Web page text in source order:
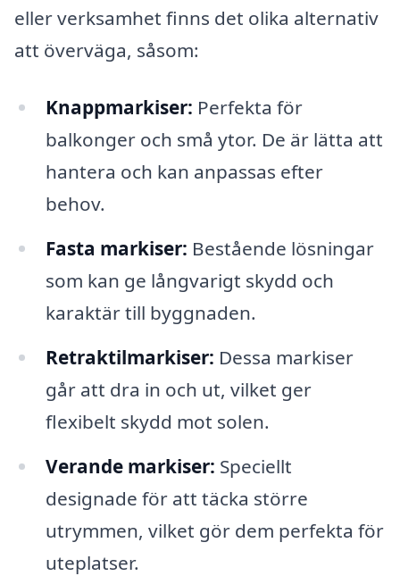
eller verksamhet finns det olika alternativ
att överväga, såsom:
Knappmarkiser: Perfekta för
balkonger och små ytor. De är lätta att
hantera och kan anpassas efter
behov.
Fasta markiser: Bestående lösningar
som kan ge långvarigt skydd och
karaktär till byggnaden.
Retraktilmarkiser: Dessa markiser
går att dra in och ut, vilket ger
flexibelt skydd mot solen.
Verande markiser: Speciellt
designade för att täcka större
utrymmen, vilket gör dem perfekta för
uteplatser.